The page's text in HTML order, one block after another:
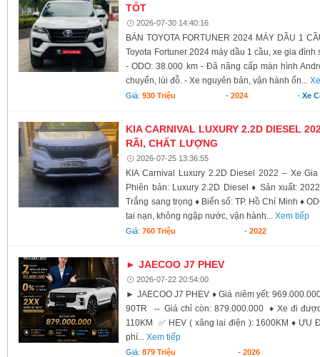
TỐT
2026-07-30 14:40:16
BÁN TOYOTA FORTUNER 2024 MÁY DẦU 1
Toyota Fortuner 2024 máy dầu 1 cầu, xe gia
- ODO: 38.000 km - Đã nâng cấp màn hình
chuyển, lùi đỗ. - Xe nguyên bản, vận hành ổn...
Giá:930 Triệu - 2024 -Xe
KIA CARNIVAL LUXURY 2.2D DIESEL
RÃI, CHẤT LƯỢNG
2026-07-25 13:36:55
KIA Carnival Luxury 2.2D Diesel 2022 – Xe
Phiên bản: Luxury 2.2D Diesel ♦ Sản xuất:
Trắng sang trọng ♦ Biển số: TP. Hồ Chí Minh ♦
tai nạn, không ngập nước, vận hành...Xem tiếp
Giá:760 Triệu -2022
► JAECOO J7 PHEV
2026-07-22 20:54:00
► JAECOO J7 PHEV ♦ Giá niêm yết:
90TR ⇔ Giá chỉ còn: 879.000.000 ♦ Xe đi
110KM ✅️ HEV ( xăng lai điện ): 1600KM ♦ ƯU
phí...Xem tiếp
Giá:879 Triệu - 2026